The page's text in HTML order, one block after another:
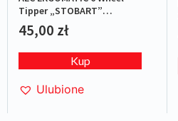
Tipper „STOBART”
Green/Red
45,00 zł
Kup
Ulubione